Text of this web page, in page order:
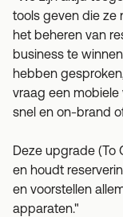
tools geven die ze
het beheren van
business te
hebben
vraag een mobiele
snel en on-brand
Deze upgrade (To
en houdt
en voorstellen
apparaten."